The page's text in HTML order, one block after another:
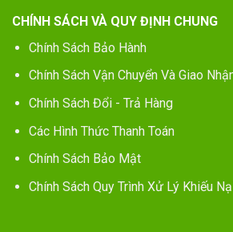
CHÍNH SÁCH VÀ QUY ĐỊNH CHUNG
Chính Sách Bảo Hành
Chính Sách Vận Chuyển Và Giao
Chính Sách Đổi - Trả Hàng
Các Hình Thức Thanh Toán
Chính Sách Bảo Mật
Chính Sách Quy Trình Xử Lý Khiếu